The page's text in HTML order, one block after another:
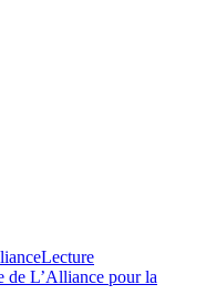
de L’Alliance pour la